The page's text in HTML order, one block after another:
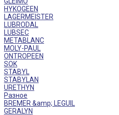
HYKOGEEN
LAGERMEISTER
LUBRODAL
LUBSEC
METABLANC
MOLY-PAUL
ONTROPEEN
SOK
STABYL
STABYLAN
URETHYN
Разное
BREMER &amp; LEGUIL
GERALYN